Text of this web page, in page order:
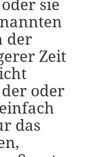
sie
der
Zeit
oder
das